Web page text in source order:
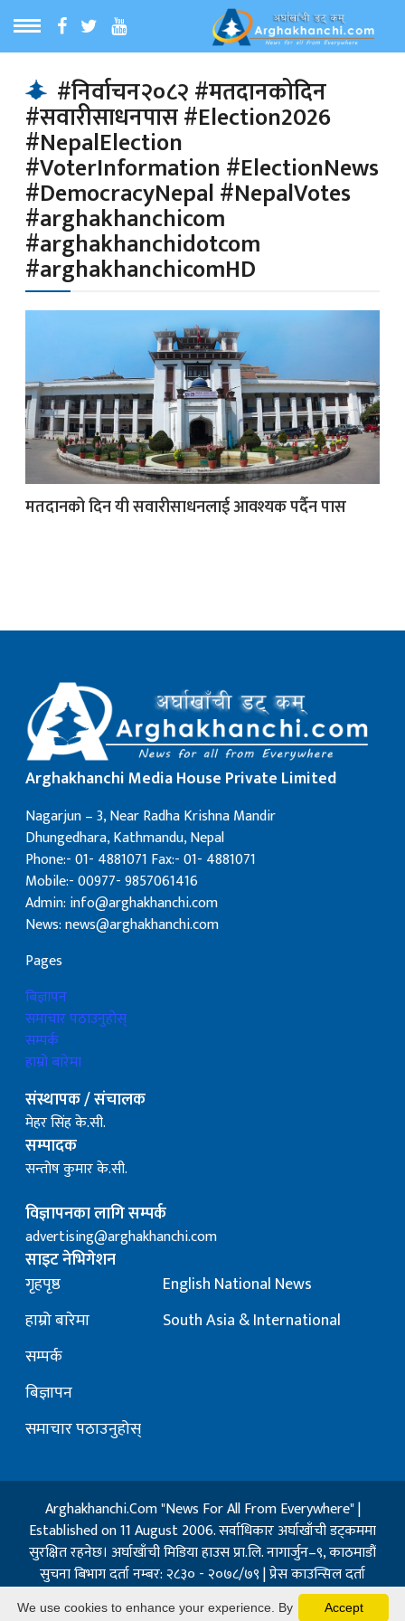
MENU
समाचार
समाचार
समाचार
#निर्वाचन२०८२ #मतदानकोदिन
#सवारीसाधनपास #Election2026
#NepalElection
#VoterInformation #ElectionNews
#DemocracyNepal #NepalVotes
#arghakhanchicom
#arghakhanchidotcom
#arghakhanchicomHD
मतदानको दिन यी सवारीसाधनलाई आवश्यक पर्दैन पास
Arghakhanchi Media House Private Limited
Nagarjun – 3, Near Radha Krishna Mandir
Dhungedhara, Kathmandu, Nepal
Phone:- 01- 4881071 Fax:- 01- 4881071
Mobile:- 00977- 9857061416
Admin: info@arghakhanchi.com
News: news@arghakhanchi.com
Pages
बिज्ञापन
समाचार पठाउनुहोस्
सम्पर्क
हाम्रो बारेमा
संस्थापक / संचालक
मेहर सिंह के.सी.
सम्पादक
सन्तोष कुमार के.सी.
विज्ञापनका लागि सम्पर्क
advertising@arghakhanchi.com
साइट नेभिगेशन
गृहपृष्ठ
हाम्रो बारेमा
सम्पर्क
बिज्ञापन
समाचार पठाउनुहोस्
English National News
South Asia & International
Arghakhanchi.Com "News For All From Everywhere" |
Established on 11 August 2006. सर्वाधिकार अर्घाखाँची डट्कममा
सुरक्षित रहनेछ। अर्घाखाँची मिडिया हाउस प्रा.लि. नागार्जुन–९, काठमाडौं
सुचना बिभाग दर्ता नम्बर: २८३० - २०७८/७९ | प्रेस काउन्सिल दर्ता
नम्बर: १३२ / २०७३-०४-२१ | जिप्रका सि- नम्बर: ७, दर्ता नम्बर
Accept
We use cookies to enhance your experience. By